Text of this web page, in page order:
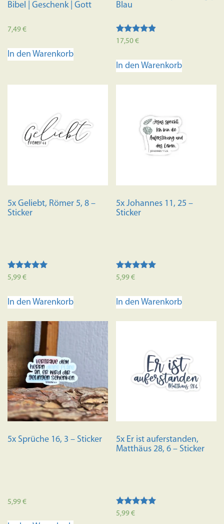
Bibel | Geschenk | Gott
7,49€
In den Warenkorb
Blau
Bewertet
von 5
17,50€
In den Warenkorb
5x Geliebt, Römer 5, 8 –
Sticker
Bewertet mit
5,99€
In den Warenkorb
5x Johannes 11, 25 –
Sticker
Bewertet mit
5,99€
In den Warenkorb
5x Sprüche 16, 3 – Sticker
5,99€
5x Er ist auferstanden,
Matthäus 28, 6 – Sticker
Bewertet mit
5,99€